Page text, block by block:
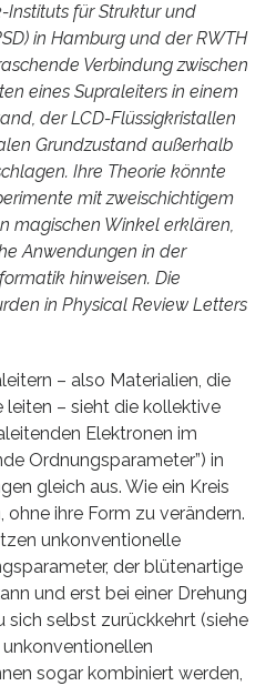
Instituts für Struktur und
in Hamburg und der RWTH
Verbindung zwischen
eines Supraleiters in einem
der LCD-Flüssigkristallen
Grundzustand außerhalb
Ihre Theorie könnte
mit zweischichtigem
magischen Winkel erklären,
Anwendungen in der
hinweisen. Die
in Physical Review Letters
– also Materialien, die
leiten – sieht die kollektive
Elektronen im
Ordnungsparameter”) in
gleich aus. Wie ein Kreis
ihre Form zu verändern.
unkonventionelle
der blütenartige
und erst bei einer Drehung
selbst zurückkehrt (siehe
sogar kombiniert werden,